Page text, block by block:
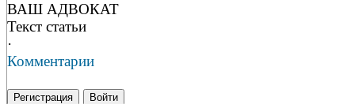
ВАШ АДВОКАТ
Текст статьи
·
Комментарии
Регистрация Войти